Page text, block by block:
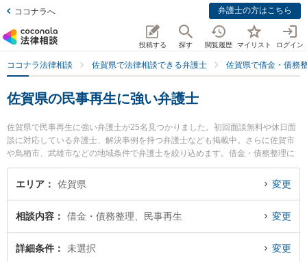
ココナラへ 弁護士の方はこちら
投稿する 探す 閲覧履歴 マイリスト ログイン
ココナラ法律相談 佐賀県で法律相談できる弁護士 佐賀県で借金・債務
佐賀県の民事再生に強い弁護士
佐賀県で民事再生に強い弁護士が25名見つかりました。初回面談無料や休日面
談に対応している弁護士、解決事例を持つ弁護士なども掲載中。さらに佐賀市
や鳥栖市、武雄市などの地域条件で弁護士を絞り込めます。借金・債務整理に
関係する消費者金融の債務整理やクレジット会社の債務整理、リボ払いの債務
整理等の細かな分野での絞り込み検索もでき便利です。特にありあけ法律事務
所の富永 洋一弁護士や西九州総合法律事務所の行武 謙一弁護士、小畑法律事務
ます。『佐賀県で土日や夜間に発生した民事再生のトラブルを今すぐに弁護士
に相談したい』『民事再生のトラブル解決の実績豊富な近くの弁護士を検索し
たい』『初回相談無料で民事再生を法律相談できる佐賀県内の弁護士に相談予
エリア 佐賀県 変更
相談内容 借金・債務整理、民事再生 変更
詳細条件 未選択 変更